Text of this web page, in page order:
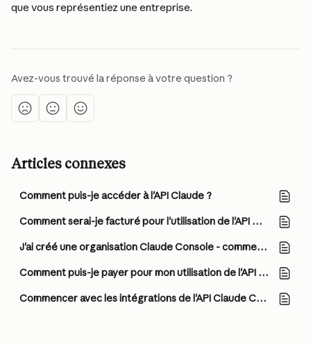
que vous représentiez une entreprise.
Avez-vous trouvé la réponse à votre question ?
Articles connexes
Comment puis-je accéder à l'API Claude ?
Comment serai-je facturé pour l'utilisation de l'API Claude ?
J'ai créé une organisation Claude Console - comment commencer à utiliser l'API Claude ?
Comment puis-je payer pour mon utilisation de l'API Claude ?
Commencer avec les intégrations de l'API Claude Compliance